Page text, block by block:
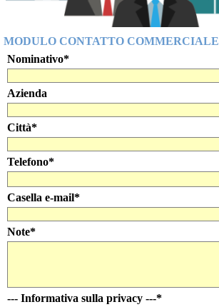
MODULO CONTATTO COMMERCIALE
Nominativo*
Azienda
Città*
Telefono*
Casella e-mail*
Note*
--- Informativa sulla privacy ---*